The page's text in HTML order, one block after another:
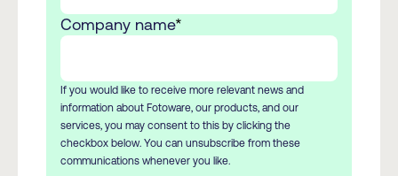
Company name*
If you would like to receive more relevant news and
information about Fotoware, our products, and our
services, you may consent to this by clicking the
checkbox below. You can unsubscribe from these
communications whenever you like.